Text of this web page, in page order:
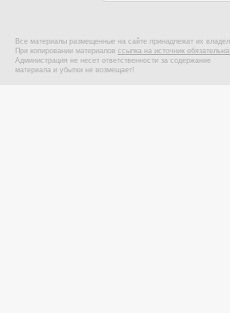
Все материалы размещенные на сайте принадлежат их
При копировании материалов ссылка на источник
Администрация не несет ответственности за содержание
материала и убытки не возмещает!